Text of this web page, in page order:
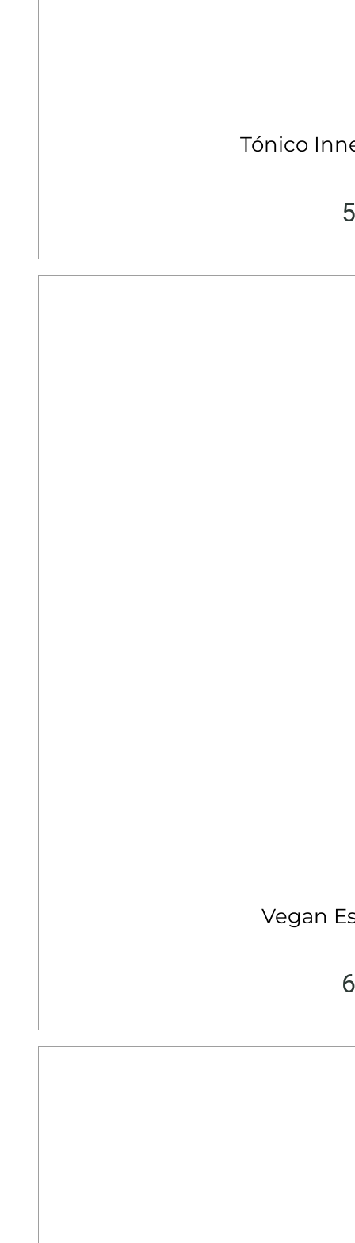
Tónico
Vegan